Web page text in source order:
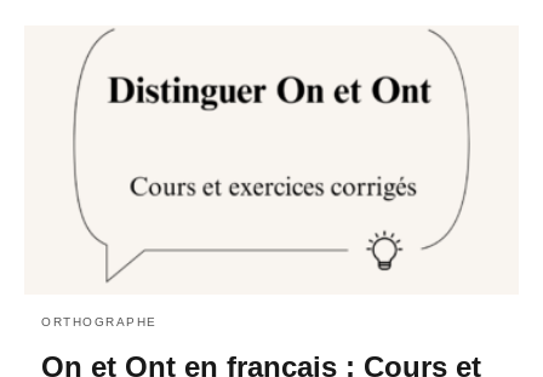
ORTHOGRAPHE
On et Ont en français : Cours et